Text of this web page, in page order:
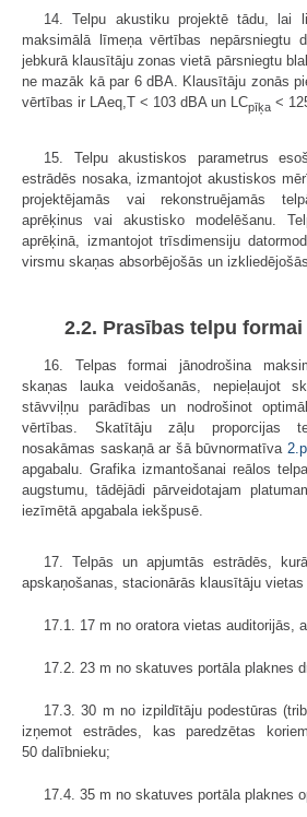
14. Telpu akustiku projektē tādu, lai
maksimālā līmeņa vērtības nepārsniegtu
jebkurā klausītāju zonas vietā pārsniegtu
ne mazāk kā par 6 dBA. Klausītāju zonās
vērtības ir LAeq,T < 103 dBA un LCpīķa <
15. Telpu akustiskos parametrus
estrādēs nosaka, izmantojot akustiskos
projektējamās vai rekonstruējamās
aprēķinus vai akustisko modelēšanu.
aprēķinā, izmantojot trīsdimensiju
virsmu skaņas absorbējošās un
2.2. Prasības telpu
16. Telpas formai jānodrošina
skaņas lauka veidošanās, nepieļaujot
stāvviļņu parādības un nodrošinot
vērtības. Skatītāju zāļu proporcijas
nosakāmas saskaņā ar šā būvnormatīva
apgabalu. Grafika izmantošanai reālos
augstumu, tādējādi pārveidotajam
iezīmētā apgabala iekšpusē.
17. Telpās un apjumtās estrādēs,
apskaņošanas, stacionārās klausītāju
17.1. 17 m no oratora vietas auditorijās,
17.2. 23 m no skatuves portāla plaknes
17.3. 30 m no izpildītāju podestūras
izņemot estrādes, kas paredzētas
50 dalībnieku;
17.4. 35 m no skatuves portāla plaknes